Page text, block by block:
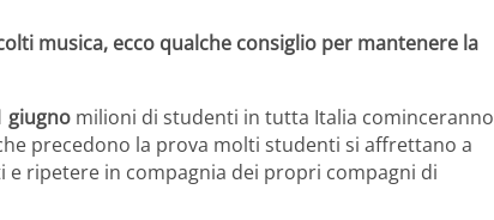
musica, ecco qualche consiglio per mantenere la
giugno milioni di studenti in tutta Italia cominceranno
precedono la prova molti studenti si affrettano a
ripetere in compagnia dei propri compagni di